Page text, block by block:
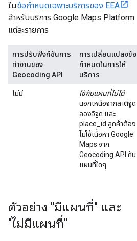
ในข้อกำหนดเฉพาะบริการของ EEA
สำหรับบริการ Google Maps Platform
แต่ละรายการ
การปรับฟังก์ชันการ
ทำงานของ
Geocoding API
การเปลี่ยนแปลงข้อ
กำหนดในการให้
บริการ
ไม่มี
ใช้กับแผนที่ไม่ได้
นอกเหนือจากละติจูด
ลองจิจูด และ
place_id ลูกค้าต้อง
ไม่ใช้เนื้อหา Google
Maps จาก
Geocoding API กับ
แผนที่ใดๆ
ตัวอย่าง "มีแผนที่" และ
"ไม่มีแผนที่"